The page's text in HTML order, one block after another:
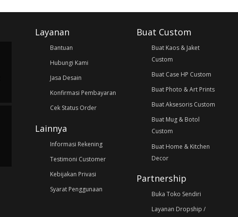
Layanan
Bantuan
Hubungi Kami
Jasa Desain
Konfirmasi Pembayaran
Cek Status Order
Lainnya
Informasi Rekening
Testimoni Customer
Kebijakan Privasi
Syarat Penggunaan
Buat Custom
Buat Kaos & Jaket
Custom
Buat Case HP Custom
Buat Photo & Art Prints
Buat Aksesoris Custom
Buat Mug & Botol
Custom
Buat Home & Kitchen
Decor
Partnership
Buka Toko Sendiri
Layanan Dropship /